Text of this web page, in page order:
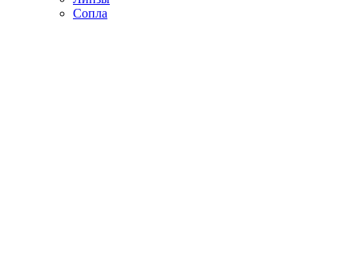
Сопла